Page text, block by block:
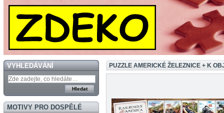
VYHLEDÁVÁNÍ
MOTIVY PRO DOSPĚLÉ
PUZZLE AMERICKÉ ŽELEZNICE + K